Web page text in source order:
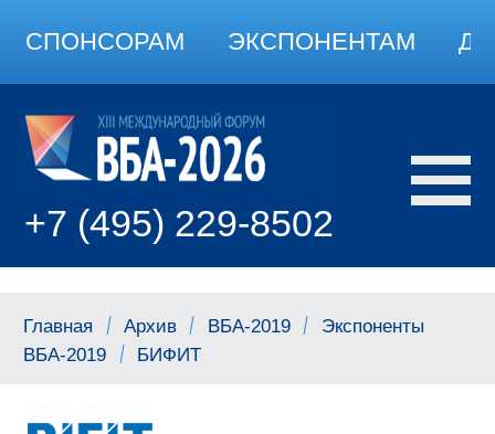
СПОНСОРАМ ЭКСПОНЕНТАМ
+7 (495) 229-8502
Главная Архив ВБА-2019
Экспоненты
ВБА-2019
БИФИТ